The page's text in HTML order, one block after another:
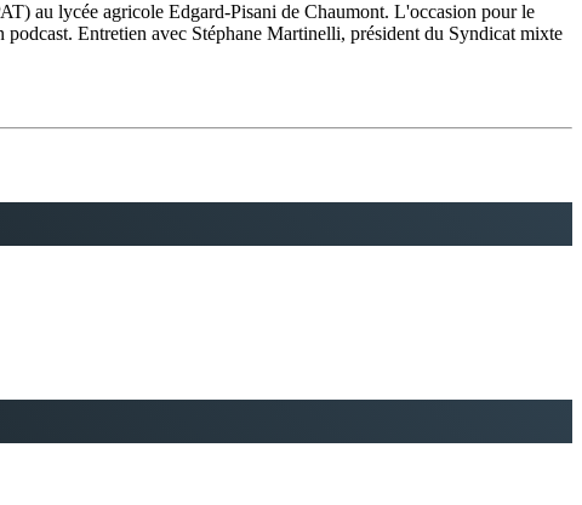
au lycée agricole Edgard-Pisani de Chaumont. L'occasion pour le
Entretien avec Stéphane Martinelli, président du Syndicat mixte